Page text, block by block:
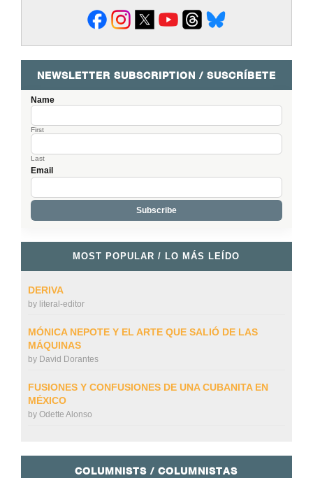
NEWSLETTER SUBSCRIPTION / SUSCRÍBETE
Name
First
Last
Email
MOST POPULAR / LO MÁS LEÍDO
DERIVA
by literal-editor
MÓNICA NEPOTE Y EL ARTE QUE SALIÓ DE LAS
MÁQUINAS
by David Dorantes
FUSIONES Y CONFUSIONES DE UNA CUBANITA EN
MÉXICO
by Odette Alonso
COLUMNISTS / COLUMNISTAS